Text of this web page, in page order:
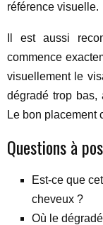
référence visuelle.
Il est aussi
commence
visuellement le
dégradé trop bas,
Le bon placement
Questions à
Est-ce que
cheveux ?
Où le